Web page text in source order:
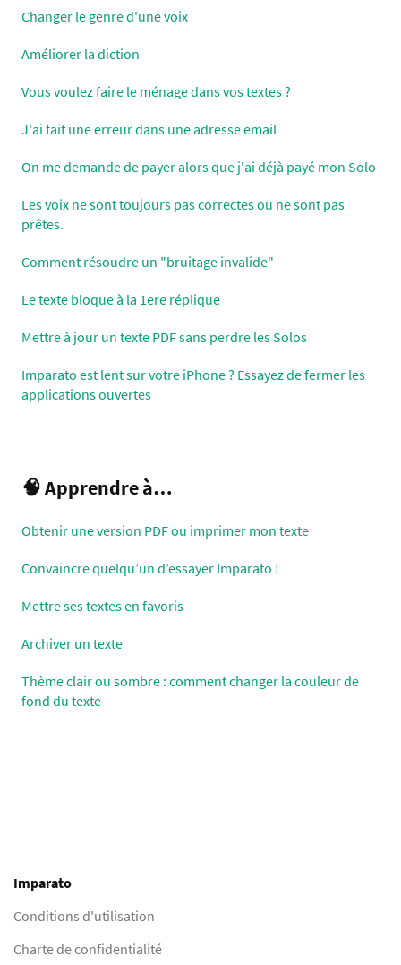
Changer le genre d'une voix
Améliorer la diction
Vous voulez faire le ménage dans vos textes ?
J'ai fait une erreur dans une adresse email
On me demande de payer alors que j'ai déjà payé mon Solo
Les voix ne sont toujours pas correctes ou ne sont pas
prêtes.
Comment résoudre un "bruitage invalide"
Le texte bloque à la 1ere réplique
Mettre à jour un texte PDF sans perdre les Solos
Imparato est lent sur votre iPhone ? Essayez de fermer les
applications ouvertes
🧠 Apprendre à…
Obtenir une version PDF ou imprimer mon texte
Convaincre quelqu’un d’essayer Imparato !
Mettre ses textes en favoris
Archiver un texte
Thème clair ou sombre : comment changer la couleur de
fond du texte
Imparato
Conditions d'utilisation
Charte de confidentialité